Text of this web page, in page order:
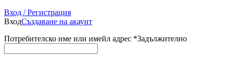
Вход / Регистрация
ВходСъздаване на акаунт
Потребителско име или имейл адрес *Задължително